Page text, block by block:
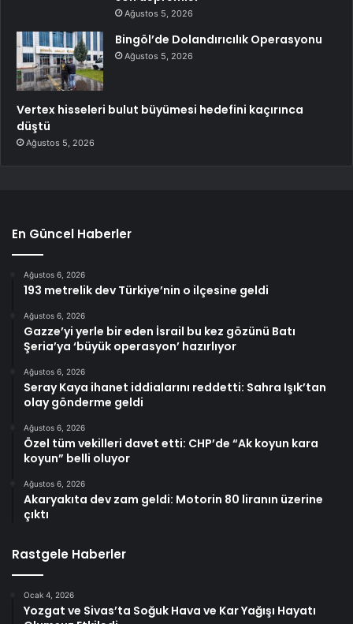
Ağustos 5, 2026
Bingöl’de Dolandırıcılık Operasyonu
Ağustos 5, 2026
Vertex hisseleri bulut büyümesi hedefini kaçırınca
düştü
Ağustos 5, 2026
En Güncel Haberler
Ağustos 6, 2026
193 metrelik dev Türkiye’nin o ilçesine geldi
Ağustos 6, 2026
Gazze’yi yerle bir eden İsrail bu kez gözünü Batı
Şeria’ya ‘büyük operasyon’ hazırlıyor
Ağustos 6, 2026
Seray Kaya ihanet iddialarını reddetti: Sahra Işık’tan
olay gönderme geldi
Ağustos 6, 2026
Özel tüm vekilleri davet etti: CHP’de “Ak koyun kara
koyun” belli oluyor
Ağustos 6, 2026
Akaryakıta dev zam geldi: Motorin 80 liranın üzerine
çıktı
Rastgele Haberler
Ocak 4, 2026
Yozgat ve Sivas’ta Soğuk Hava ve Kar Yağışı Hayatı